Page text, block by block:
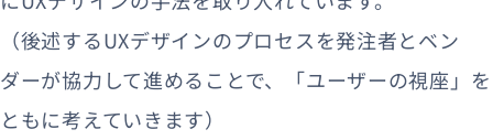
（後述するUXデザインのプロセスを発注者とベン
ダーが協力して進めることで、「ユーザーの視座」を
ともに考えていきます）